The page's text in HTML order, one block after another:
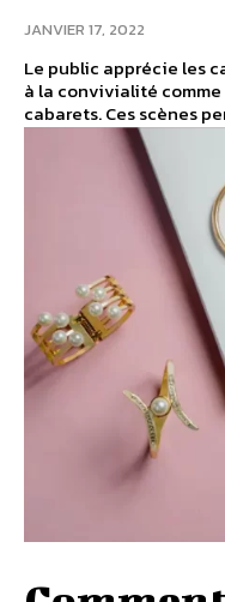
JANVIER 17, 2022
Le public apprécie les
à la convivialité
cabarets. Ces scènes